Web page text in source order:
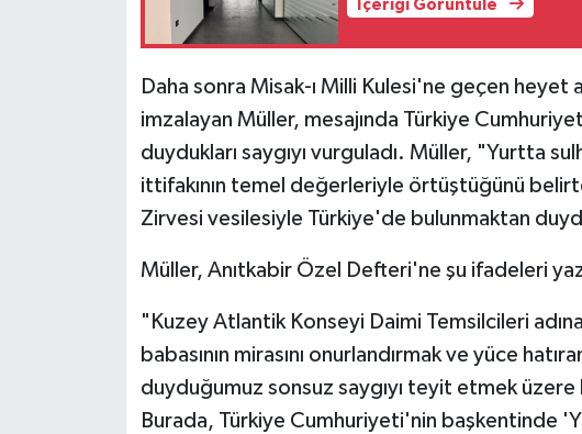
İçeriği Görüntüle
Daha sonra Misak-ı Milli Kulesi'ne geçen heyet
imzalayan Müller, mesajında Türkiye
duydukları saygıyı vurguladı. Müller, "Yurtta
ittifakının temel değerleriyle örtüştüğünü
Zirvesi vesilesiyle Türkiye'de bulunmaktan
Müller, Anıtkabir Özel Defteri'ne şu ifadeleri
"Kuzey Atlantik Konseyi Daimi Temsilcileri
babasının mirasını onurlandırmak ve yüce
duyduğumuz sonsuz saygıyı teyit etmek
Burada, Türkiye Cumhuriyeti'nin başkentinde